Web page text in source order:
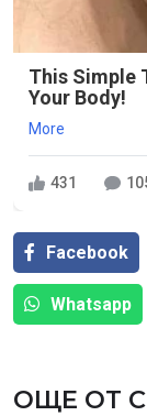
This Simple
Your Body!
More
431
Facebook
Whatsapp
ОЩЕ ОТ